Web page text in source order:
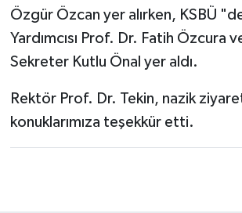
Özgür Özcan yer alırken, KSBÜ
Yardımcısı Prof. Dr. Fatih Özcura
Sekreter Kutlu Önal yer aldı.
Rektör Prof. Dr. Tekin, nazik
konuklarımıza teşekkür etti.